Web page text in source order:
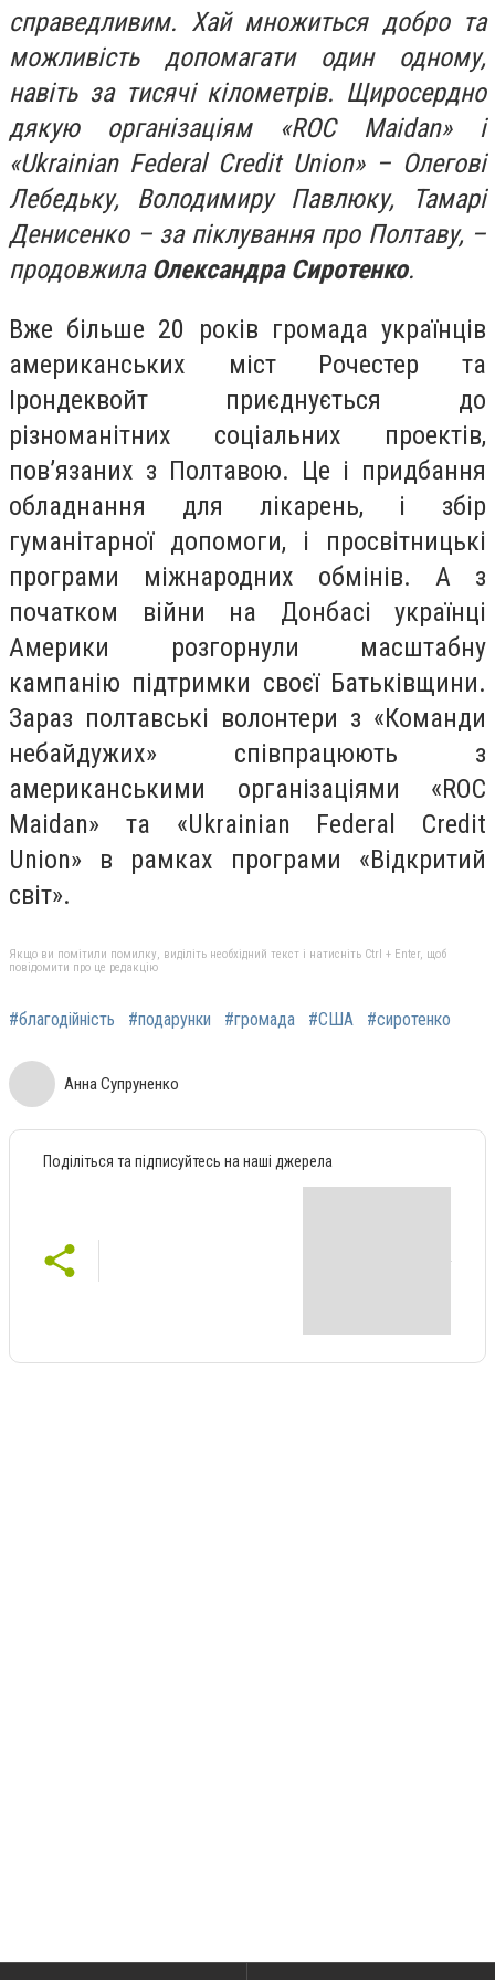
справедливим. Хай множиться добро та
можливість допомагати один одному,
навіть за тисячі кілометрів. Щиросердно
дякую організаціям «ROC Maidan» і
«Ukrainian Federal Credit Union» – Олегові
Лебедьку, Володимиру Павлюку, Тамарі
Денисенко – за піклування про Полтаву, –
продовжила Олександра Сиротенко.
Вже більше 20 років громада українців
американських міст Рочестер та
Ірондеквойт приєднується до
різноманітних соціальних проектів,
пов’язаних з Полтавою. Це і придбання
обладнання для лікарень, і збір
гуманітарної допомоги, і просвітницькі
програми міжнародних обмінів. А з
початком війни на Донбасі українці
Америки розгорнули масштабну
кампанію підтримки своєї Батьківщини.
Зараз полтавські волонтери з «Команди
небайдужих» співпрацюють з
американськими організаціями «ROC
Maidan» та «Ukrainian Federal Credit
Union» в рамках програми «Відкритий
світ».
Якщо ви помітили помилку, виділіть необхідний текст і натисніть Ctrl + Enter, щоб
повідомити про це редакцію
#благодійність #подарунки #громада #США #сиротенко
Анна Супруненко
Поділіться та підписуйтесь на наші джерела